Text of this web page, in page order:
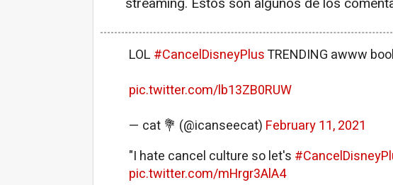
LOL #CancelDisneyPlusTRENDING awww
pic.twitter.com/lb13ZB0RUW
— cat 💐 (@icanseecat) February 11, 2021
"I hate cancel culture so let's
pic.twitter.com/mHrgr3AlA4